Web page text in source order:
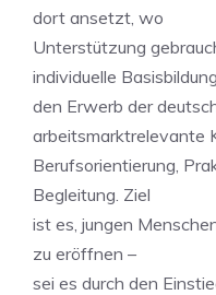
dort ansetzt, wo
Unterstützung
individuelle
den Erwerb der
arbeitsmarktrelevante
Berufsorientierung,
Begleitung. Ziel
ist es, jungen
zu eröffnen –
sei es durch den